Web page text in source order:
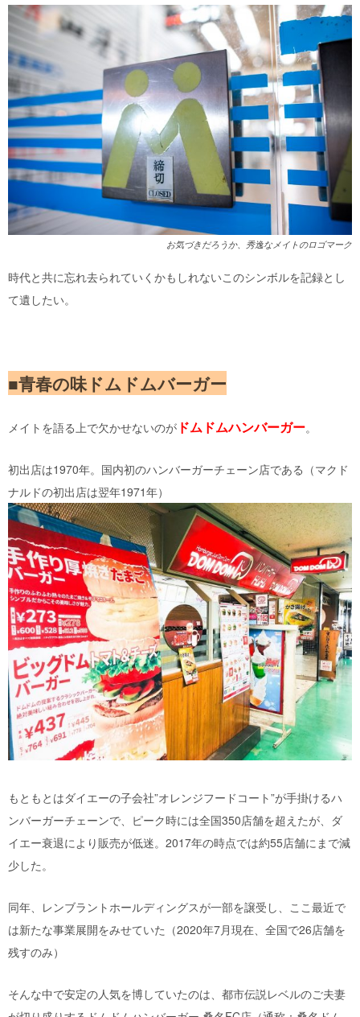
お気づきだろうか、秀逸なメイトのロゴマーク
時代と共に忘れ去られていくかもしれないこのシンボルを記録とし
て遺したい。
■青春の味ドムドムバーガー
メイトを語る上で欠かせないのが ドムドムハンバーガー。
初出店は1970年。国内初のハンバーガーチェーン店である（マクド
ナルドの初出店は翌年1971年）
もともとはダイエーの子会社”オレンジフードコート”が手掛けるハ
ンバーガーチェーンで、ピーク時には全国350店舗を超えたが、ダ
イエー衰退により販売が低迷。2017年の時点では約55店舗にまで減
少した。
同年、レンブラントホールディングスが一部を譲受し、ここ最近で
は新たな事業展開をみせていた（2020年7月現在、全国で26店舗を
残すのみ）
そんな中で安定の人気を博していたのは、都市伝説レベルのご夫妻